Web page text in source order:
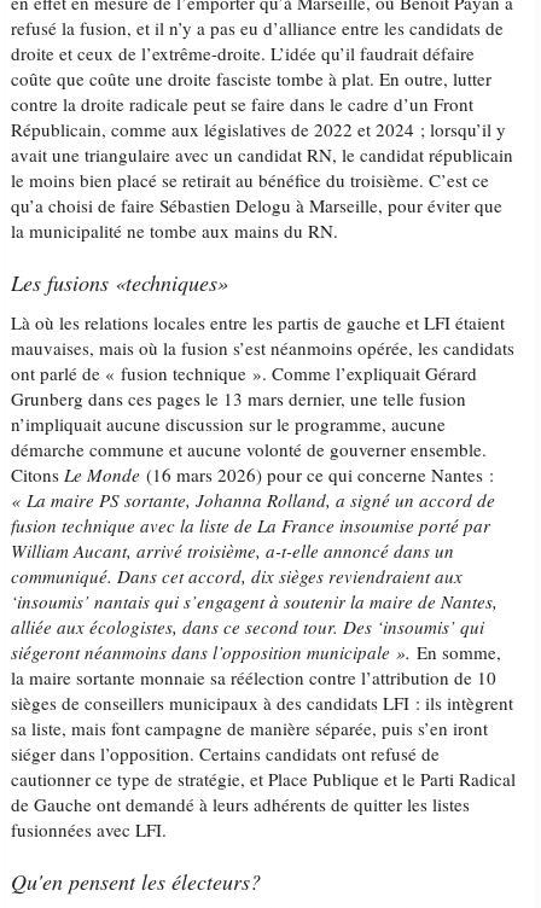
refusé la fusion, et il n’y a pas eu d’alliance entre les candidats de
droite et ceux de l’extrême-droite. L’idée qu’il faudrait défaire
coûte que coûte une droite fasciste tombe à plat. En outre, lutter
contre la droite radicale peut se faire dans le cadre d’un Front
Républicain, comme aux législatives de 2022 et 2024 ; lorsqu’il y
avait une triangulaire avec un candidat RN, le candidat républicain
le moins bien placé se retirait au bénéfice du troisième. C’est ce
qu’a choisi de faire Sébastien Delogu à Marseille, pour éviter que
la municipalité ne tombe aux mains du RN.
Les fusions «techniques»
Là où les relations locales entre les partis de gauche et LFI étaient
mauvaises, mais où la fusion s’est néanmoins opérée, les candidats
ont parlé de « fusion technique ». Comme l’expliquait Gérard
Grunberg dans ces pages le 13 mars dernier, une telle fusion
n’impliquait aucune discussion sur le programme, aucune
démarche commune et aucune volonté de gouverner ensemble.
CitonsLe Monde (16 mars 2026) pour ce qui concerne Nantes :
« La maire PS sortante, Johanna Rolland, a signé un accord de
fusion technique avec la liste de La France insoumise porté par
William Aucant, arrivé troisième, a-t-elle annoncé dans un
communiqué. Dans cet accord, dix sièges reviendraient aux
‘insoumis’ nantais qui s’engagent à soutenir la maire de Nantes,
alliée aux écologistes, dans ce second tour. Des ‘insoumis’ qui
siégeront néanmoins dans l’opposition municipale ». En somme,
la maire sortante monnaie sa réélection contre l’attribution de 10
sièges de conseillers municipaux à des candidats LFI : ils intègrent
sa liste, mais font campagne de manière séparée, puis s’en iront
siéger dans l’opposition. Certains candidats ont refusé de
cautionner ce type de stratégie, et Place Publique et le Parti Radical
de Gauche ont demandé à leurs adhérents de quitter les listes
fusionnées avec LFI.
Qu'en pensent les électeurs?